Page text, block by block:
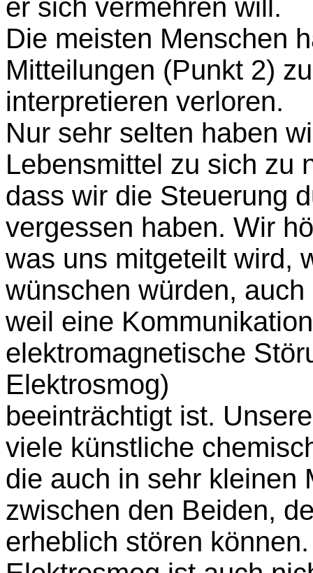
er sich vermehren will.
Die meisten Menschen
Mitteilungen (Punkt 2)
interpretieren verloren.
Nur sehr selten haben
Lebensmittel zu sich zu
dass wir die Steuerung
vergessen haben. Wir
was uns mitgeteilt wird,
wünschen würden, auch
weil eine
elektromagnetische
Elektrosmog)
beeinträchtigt ist.
viele künstliche
die auch in sehr kleinen
zwischen den Beiden,
erheblich stören können.